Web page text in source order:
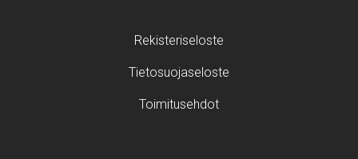
Rekisteriseloste
Tietosuojaseloste
Toimitusehdot